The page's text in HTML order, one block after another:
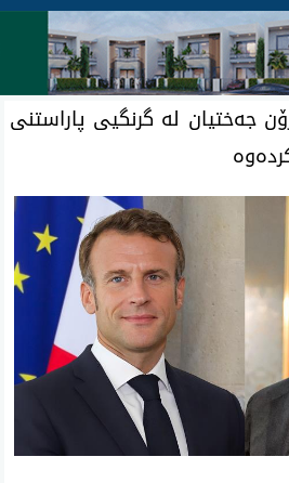
جەختیان لە گرنگیی پاراستنی